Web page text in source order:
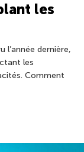
les
l’année dernière,
les
Comment